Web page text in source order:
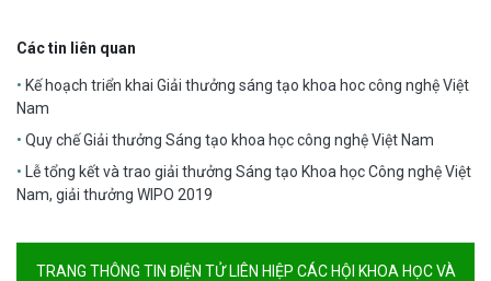
Các tin liên quan
Kế hoạch triển khai Giải thưởng sáng tạo khoa hoc công nghệ Việt
Nam
Quy chế Giải thưởng Sáng tạo khoa học công nghệ Việt Nam
Lễ tổng kết và trao giải thưởng Sáng tạo Khoa học Công nghệ Việt
Nam, giải thưởng WIPO 2019
TRANG THÔNG TIN ĐIỆN TỬ LIÊN HIỆP CÁC HỘI KHOA HỌC VÀ